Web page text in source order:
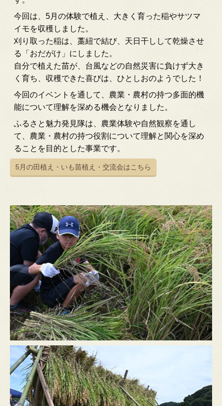
今回は、5月の体験で植え、大きく育った稲やサツマ
イモを収穫しました。
刈り取った稲は、藁紐で結び、天日干しして乾燥させ
る「おだがけ」にしました。
自分で植えた苗が、台風などの自然災害に負けず大き
く育ち、収穫できた喜びは、ひとしおのようでした！
今回のイベントを通して、農業・農村の持つ多面的機
能について理解を深める機会となりました。
ふるさと魅力発見隊は、農業体験や自然観察を通し
て、農業・農村の持つ役割について理解と関心を深め
ることを目的とした事業です。
5月の田植え・いも苗植え・交流会はこちら